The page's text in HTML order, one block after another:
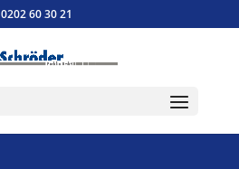
0202 60 30 21